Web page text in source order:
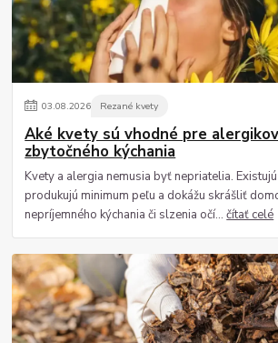
03.08.2026 Rezané kvety
Aké kvety sú vhodné pre
zbytočného kýchania
Kvety a alergia nemusia byť nepriatelia.
produkujú minimum peľu a dokážu skrášliť
nepríjemného kýchania či slzenia očí...čítať celé